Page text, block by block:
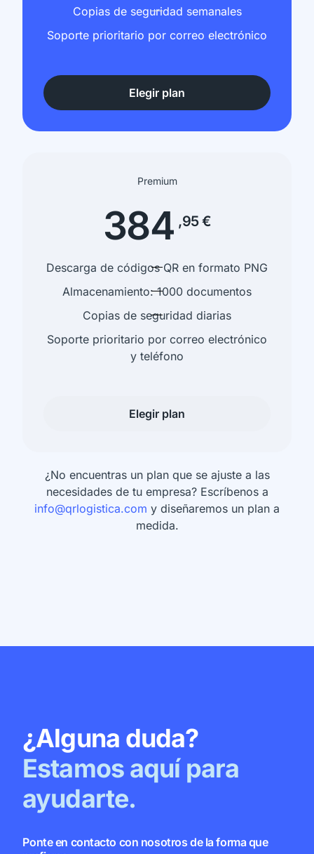
Copias de seguridad semanales
Soporte prioritario por correo electrónico
Elegir plan
Premium
384 ,95 €
Descarga de códigos QR en formato PNG
Almacenamiento: 1000 documentos
Copias de seguridad diarias
Soporte prioritario por correo electrónico
y teléfono
Elegir plan
¿No encuentras un plan que se ajuste a las
necesidades de tu empresa? Escríbenos a
info@qrlogistica.com y diseñaremos un plan a
medida.
¿Alguna duda?
Estamos aquí para
ayudarte.
Ponte en contacto con nosotros de la forma que